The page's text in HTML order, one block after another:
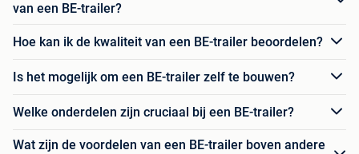
van een BE-trailer?
Hoe kan ik de kwaliteit van een BE-trailer beoordelen?
Is het mogelijk om een BE-trailer zelf te bouwen?
Welke onderdelen zijn cruciaal bij een BE-trailer?
Wat zijn de voordelen van een BE-trailer boven andere